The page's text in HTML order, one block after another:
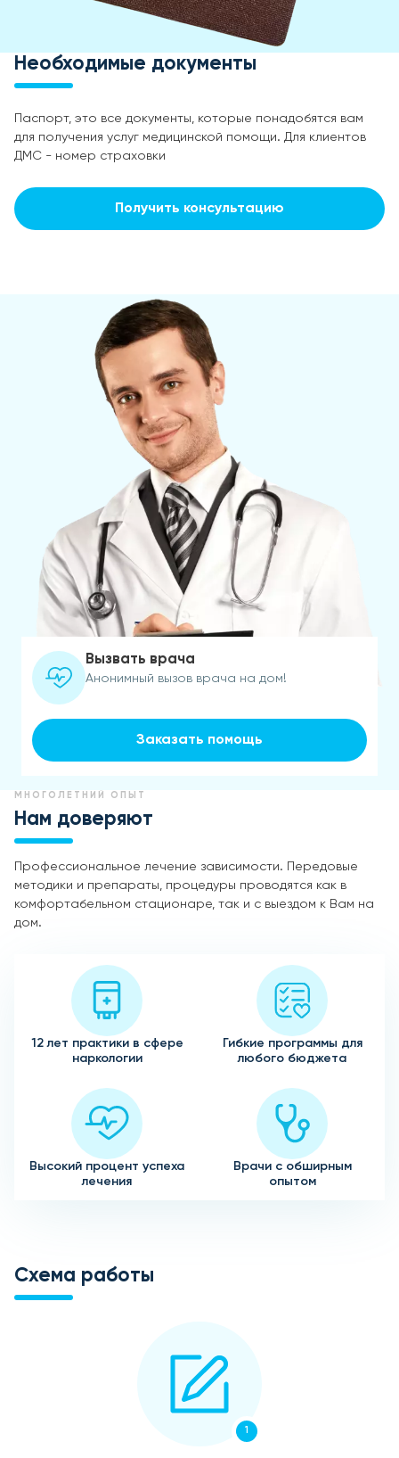
Необходимые документы
Паспорт, это все документы, которые понадобятся вам
для получения услуг медицинской помощи. Для клиентов
ДМС - номер страховки
Получить консультацию
Вызвать врача
Анонимный вызов врача на дом!
Заказать помощь
МНОГОЛЕТНИЙ ОПЫТ
Нам доверяют
Профессиональное лечение зависимости. Передовые
методики и препараты, процедуры проводятся как в
комфортабельном стационаре, так и с выездом к Вам на
дом.
12 лет практики в сфере
наркологии
Гибкие программы для
любого бюджета
Высокий процент успеха
лечения
Врачи с обширным
опытом
Схема работы
1